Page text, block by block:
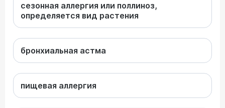
сезонная аллергия или поллиноз,
определяется вид растения
бронхиальная астма
пищевая аллергия